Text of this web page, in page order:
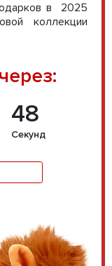
в 2025
коллекции
47
Секунд